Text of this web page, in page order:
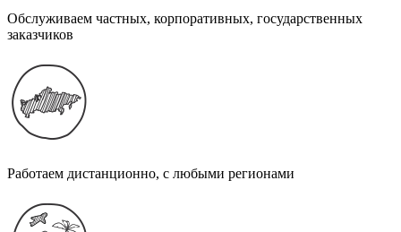
Обслуживаем частных, корпоративных, государственных
заказчиков
Работаем дистанционно, с любыми регионами